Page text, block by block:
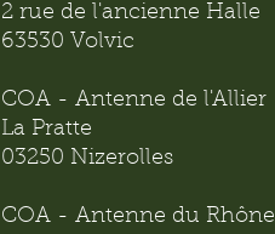
2 rue de l'ancienne Halle
63530 Volvic
COA - Antenne de l'Allier
La Pratte
03250 Nizerolles
COA - Antenne du Rhône